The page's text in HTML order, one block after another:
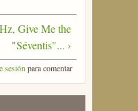
Give Me the
"Séventis"... ›
sesión para comentar